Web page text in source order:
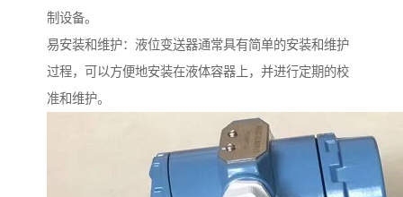
制设备。
易安装和维护：液位变送器通常具有简单的安装和维护
过程，可以方便地安装在液体容器上，并进行定期的校
准和维护。